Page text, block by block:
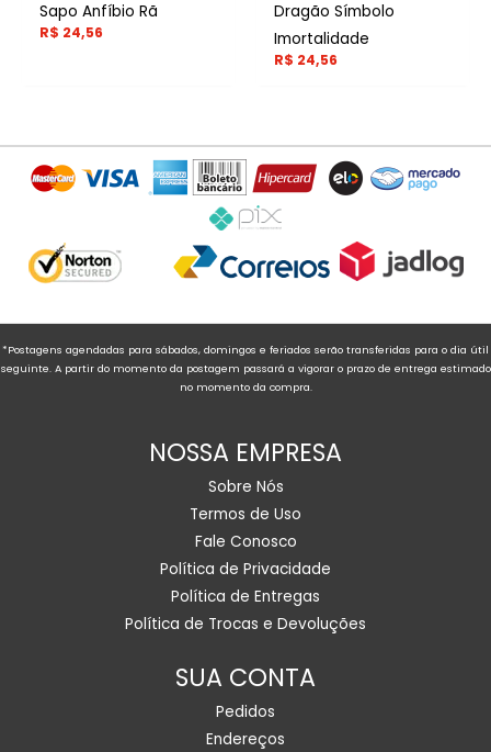
Sapo Anfíbio Rã
R$ 24,56
Dragão Símbolo
Imortalidade
R$ 24,56
*Postagens agendadas para sábados, domingos e feriados serão transferidas para o dia útil
seguinte. A partir do momento da postagem passará a vigorar o prazo de entrega estimado
no momento da compra.
NOSSA EMPRESA
Sobre Nós
Termos de Uso
Fale Conosco
Política de Privacidade
Política de Entregas
Política de Trocas e Devoluções
SUA CONTA
Pedidos
Endereços